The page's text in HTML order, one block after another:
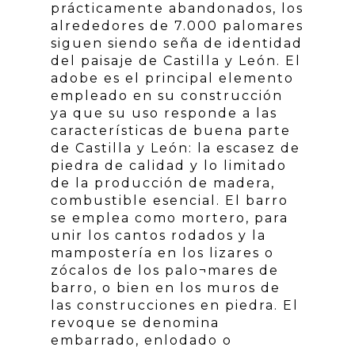
prácticamente abandonados, los
alrededores de 7.000 palomares
siguen siendo seña de identidad
del paisaje de Castilla y León. El
adobe es el principal elemento
empleado en su construcción
ya que su uso responde a las
características de buena parte
de Castilla y León: la escasez de
piedra de calidad y lo limitado
de la producción de madera,
combustible esencial. El barro
se emplea como mortero, para
unir los cantos rodados y la
mampostería en los lizares o
zócalos de los palo¬mares de
barro, o bien en los muros de
las construcciones en piedra. El
revoque se denomina
embarrado, enlodado o